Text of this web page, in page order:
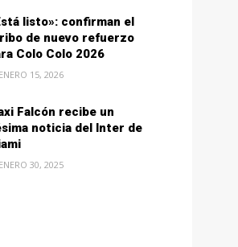
listo»: confirman el
de nuevo refuerzo
Colo Colo 2026
ENERO 15, 2026
Falcón recibe un
noticia del Inter de
ENERO 30, 2025